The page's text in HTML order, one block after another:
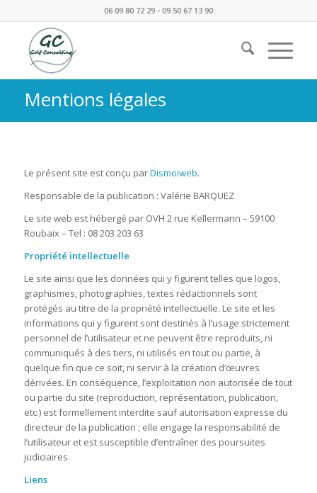
06 09 80 72 29 - 09 50 67 13 90
Mentions légales
Le présent site est conçu parDismoiweb.
Responsable de la publication : Valérie BARQUEZ
Le site web est hébergé par OVH 2 rue Kellermann – 59100
Roubaix – Tel : 08 203 203 63
Propriété intellectuelle
Le site ainsi que les données qui y figurent telles que logos,
graphismes, photographies, textes rédactionnels sont
protégés au titre de la propriété intellectuelle. Le site et les
informations qui y figurent sont destinés à l’usage strictement
personnel de l’utilisateur et ne peuvent être reproduits, ni
communiqués à des tiers, ni utilisés en tout ou partie, à
quelque fin que ce soit, ni servir à la création d’œuvres
dérivées. En conséquence, l’exploitation non autorisée de tout
ou partie du site (reproduction, représentation, publication,
etc.) est formellement interdite sauf autorisation expresse du
directeur de la publication ; elle engage la responsabilité de
l’utilisateur et est susceptible d’entraîner des poursuites
judiciaires.
Liens